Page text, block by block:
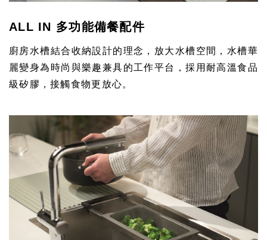
ALL IN 多功能備餐配件
廚房水槽結合收納設計的理念，放大水槽空間，水槽華
麗變身為時尚與樂趣兼具的工作平台，採用耐高溫食品
級矽膠，接觸食物更放心。